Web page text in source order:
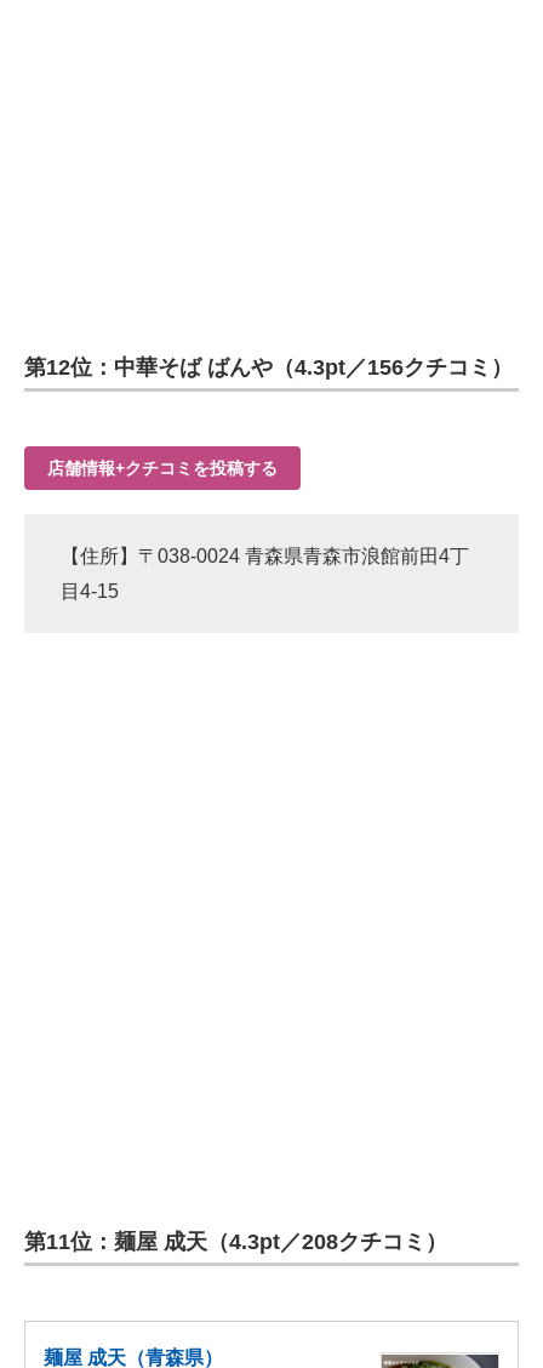
第12位：中華そば ばんや（4.3pt／156クチコミ）
店舗情報+クチコミを投稿する
【住所】〒038-0024 青森県青森市浪館前田4丁
目4-15
第11位：麺屋 成天（4.3pt／208クチコミ）
麺屋 成天（青森県）